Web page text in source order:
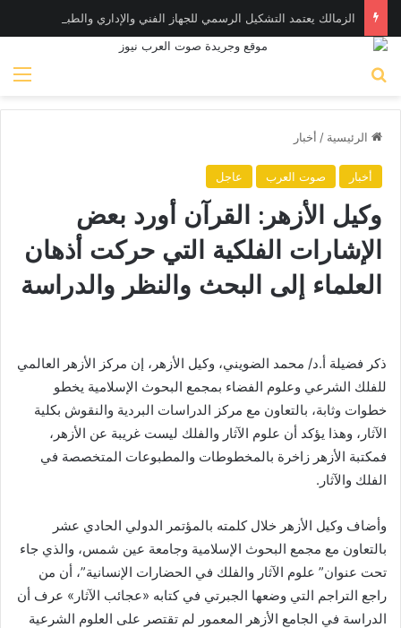
الرئيسية / أخبار
أخبار صوت العرب عاجل
وكيل الأزهر: القرآن أورد بعض
الإشارات الفلكية التي حركت أذهان
العلماء إلى البحث والنظر والدراسة
ذكر فضيلة أ.د/ محمد الضويني، وكيل الأزهر، إن مركز الأزهر العالمي
للفلك الشرعي وعلوم الفضاء بمجمع البحوث الإسلامية يخطو
خطوات وثابة، بالتعاون مع مركز الدراسات البردية والنقوش بكلية
الآثار، وهذا يؤكد أن علوم الآثار والفلك ليست غريبة عن الأزهر،
فمكتبة الأزهر زاخرة بالمخطوطات والمطبوعات المتخصصة في
الفلك والآثار.
وأضاف وكيل الأزهر خلال كلمته بالمؤتمر الدولي الحادي عشر
بالتعاون مع مجمع البحوث الإسلامية وجامعة عين شمس، والذي جاء
تحت عنوان” علوم الآثار والفلك في الحضارات الإنسانية”، أن من
راجع التراجم التي وضعها الجبرتي في كتابه «عجائب الآثار» عرف أن
الدراسة في الجامع الأزهر المعمور لم تقتصر على العلوم الشرعية